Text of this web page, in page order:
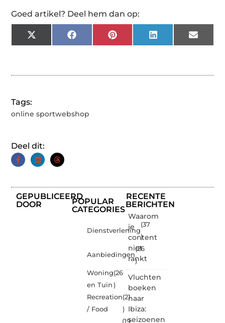
Goed artikel? Deel hem dan op:
X
(Twitter)
FacebookPinterestLinkedInEmail
Tags:
online sportwebshop
Deel dit:
GEPUBLICEERD
DOOR
POPULAR
CATEGORIES
Dienstverlening
(37
)
Aanbiedingen
(26
)
Woning
en Tuin
(26
)
Recreation
/ Food
(21
)
(19
RECENTE
BERICHTEN
Waarom
je
content
niet
rankt
Vluchten
boeken
naar
Ibiza:
seizoenen